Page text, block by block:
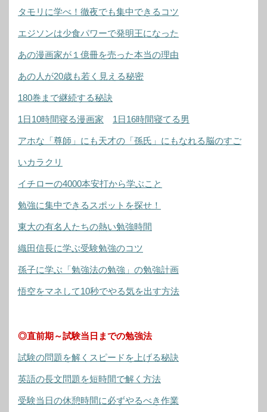
タモリに学べ！徹夜でも集中できるコツ
エジソンは少食パワーで発明王になった
あの漫画家が１億冊を売った本当の理由
あの人が20歳も若く見える秘密
180巻まで継続する秘訣
1日10時間寝る漫画家 1日16時間寝てる男
アホな「尊師」にも天才の「孫氏」にもなれる脳のすご
いカラクリ
イチローの4000本安打から学ぶこと
勉強に集中できるスポットを探せ！
東大の有名人たちの熱い勉強時間
織田信長に学ぶ受験勉強のコツ
孫子に学ぶ「勉強法の勉強」の勉強計画
悟空をマネして10秒でやる気を出す方法
◎直前期～試験当日までの勉強法
試験の問題を解くスピードを上げる秘訣
英語の長文問題を短時間で解く方法
受験当日の休憩時間に必ずやるべき作業